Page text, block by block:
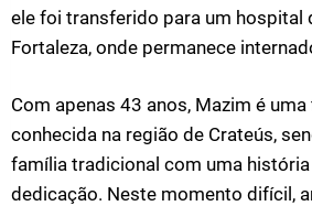
ele foi transferido para um hospital
Fortaleza, onde permanece
Com apenas 43 anos, Mazim é
conhecida na região de Crateús,
família tradicional com uma
dedicação. Neste momento difícil,